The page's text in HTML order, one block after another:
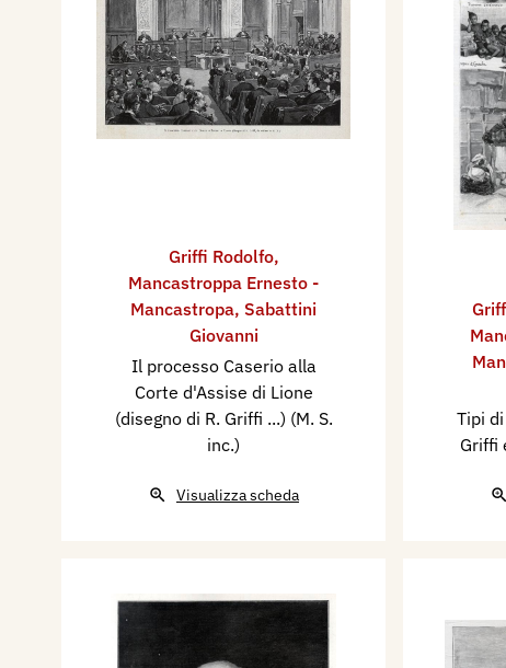
Griffi Rodolfo,
Mancastroppa Ernesto -
Mancastropa, Sabattini
Giovanni
Il processo Caserio alla
Corte d'Assise di Lione
(disegno di R. Griffi ...) (M. S.
inc.)
Visualizza scheda
Tipi
Griffi